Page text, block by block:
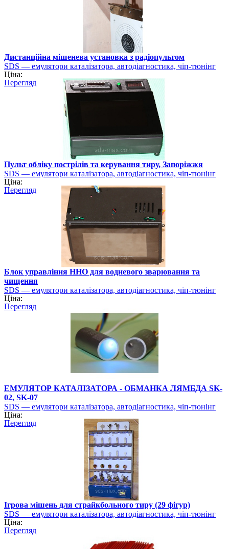
Дистанційна мішенева установка з радіопультом
SDS — емулятори каталізатора, автодіагностика, чіп-тюнінг
Ціна:
Перегляд
Пульт обліку пострілів та керування тиру, Запоріжжя
SDS — емулятори каталізатора, автодіагностика, чіп-тюнінг
Ціна:
Перегляд
Блок управління HHO для водневого зварювання та
чищення
SDS — емулятори каталізатора, автодіагностика, чіп-тюнінг
Ціна:
Перегляд
ЕМУЛЯТОР КАТАЛІЗАТОРА - ОБМАНКА ЛЯМБДА SK-
02, SK-07
SDS — емулятори каталізатора, автодіагностика, чіп-тюнінг
Ціна:
Перегляд
Ігрова мішень для страйкбольного тиру (29 фігур)
SDS — емулятори каталізатора, автодіагностика, чіп-тюнінг
Ціна:
Перегляд